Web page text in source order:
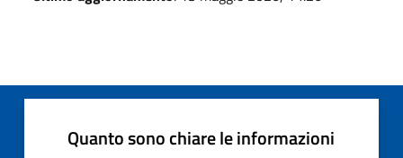
Quanto sono chiare le informazioni